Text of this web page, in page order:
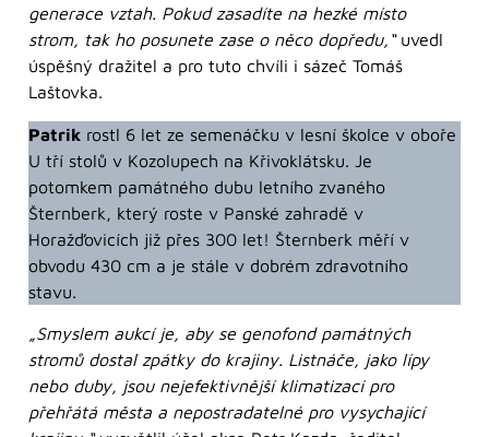
generace vztah. Pokud zasadíte na hezké místo
strom, tak ho posunete zase o něco dopředu,“ uvedl
úspěšný dražitel a pro tuto chvíli i sázeč Tomáš
Laštovka.
Patrik rostl 6 let ze semenáčku v lesní školce v oboře
U tří stolů v Kozolupech na Křivoklátsku. Je
potomkem památného dubu letního zvaného
Šternberk, který roste v Panské zahradě v
Horažďovicích již přes 300 let! Šternberk měří v
obvodu 430 cm a je stále v dobrém zdravotního
stavu.
„Smyslem aukcí je, aby se genofond památných
stromů dostal zpátky do krajiny. Listnáče, jako lípy
nebo duby, jsou nejefektivnější klimatizací pro
přehřátá města a nepostradatelné pro vysychající